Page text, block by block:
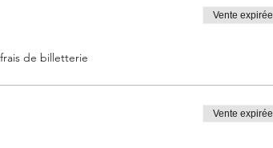
de billetterie
Vente expirée
Vente expirée